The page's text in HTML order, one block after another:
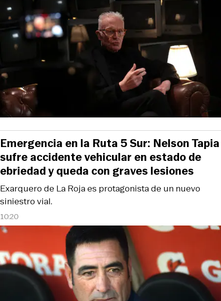
10:20
Exarquero de La Roja es protagonista de un nuevo
siniestro vial.
Emergencia en la Ruta 5 Sur: Nelson Tapia
sufre accidente vehicular en estado de
ebriedad y queda con graves lesiones